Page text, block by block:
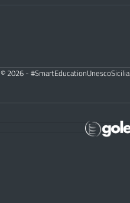
© 2026 - #SmartEducationUnescoSicilia